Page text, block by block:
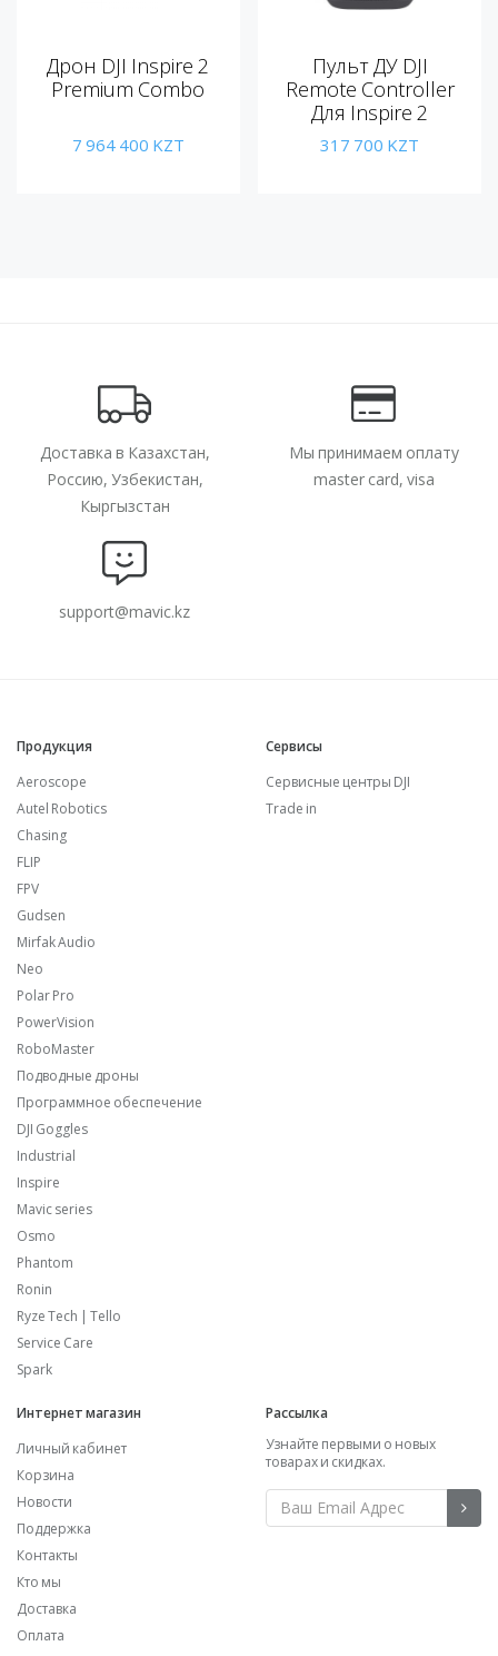
Дрон DJI Inspire 2
Premium Combo
7 964 400 KZT
Пульт ДУ DJI
Remote Controller
Для Inspire 2
317 700 KZT
Доставка в Казахстан,
Россию, Узбекистан,
Кыргызстан
Мы принимаем оплату
master card, visa
support@mavic.kz
Продукция
Aeroscope
Autel Robotics
Chasing
FLIP
FPV
Gudsen
Mirfak Audio
Neo
Polar Pro
PowerVision
RoboMaster
Подводные дроны
Программное обеспечение
DJI Goggles
Industrial
Inspire
Mavic series
Osmo
Phantom
Ronin
Ryze Tech | Tello
Service Care
Spark
Сервисы
Сервисные центры DJI
Trade in
Интернет магазин
Личный кабинет
Корзина
Новости
Поддержка
Контакты
Кто мы
Доставка
Оплата
Рассылка
Узнайте первыми о новых
товарах и скидках.